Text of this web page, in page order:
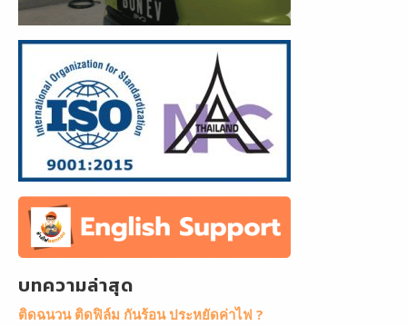
บทความล่าสุด
ติดฉนวน ติดฟิล์ม กันร้อน ประหยัดค่าไฟ ?